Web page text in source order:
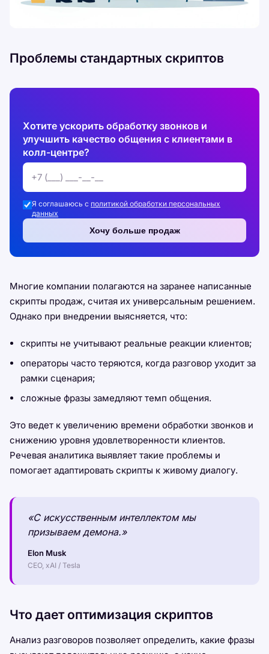
Проблемы стандартных скриптов
Хотите ускорить обработку звонков и
улучшить качество общения с клиентами в
колл-центре?
Я соглашаюсь с политикой обработки персональных
данных
Хочу больше продаж
Многие компании полагаются на заранее написанные
скрипты продаж, считая их универсальным решением.
Однако при внедрении выясняется, что:
скрипты не учитывают реальные реакции клиентов;
операторы часто теряются, когда разговор уходит за
рамки сценария;
сложные фразы замедляют темп общения.
Это ведет к увеличению времени обработки звонков и
снижению уровня удовлетворенности клиентов.
Речевая аналитика выявляет такие проблемы и
помогает адаптировать скрипты к живому диалогу.
«С искусственным интеллектом мы
призываем демона.»
Elon Musk
CEO, xAI / Tesla
Что дает оптимизация скриптов
Анализ разговоров позволяет определить, какие фразы